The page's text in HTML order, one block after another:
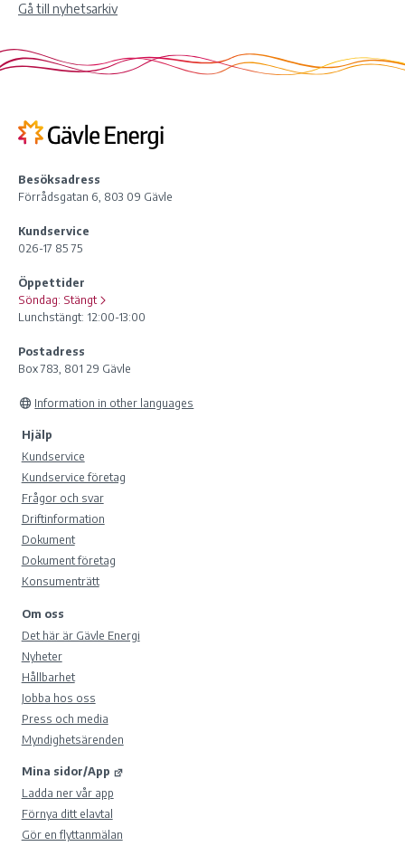
Gå till nyhetsarkiv
Besöksadress
Förrådsgatan 6, 803 09 Gävle
Kundservice
026-17 85 75
Öppettider
Söndag: Stängt
Lunchstängt: 12:00-13:00
Postadress
Box 783, 801 29 Gävle
Information in other languages
Hjälp
Kundservice
Kundservice företag
Frågor och svar
Driftinformation
Dokument
Dokument företag
Konsumenträtt
Om oss
Det här är Gävle Energi
Nyheter
Hållbarhet
Jobba hos oss
Press och media
Myndighetsärenden
Mina sidor/App
Ladda ner vår app
Förnya ditt elavtal
Gör en flyttanmälan